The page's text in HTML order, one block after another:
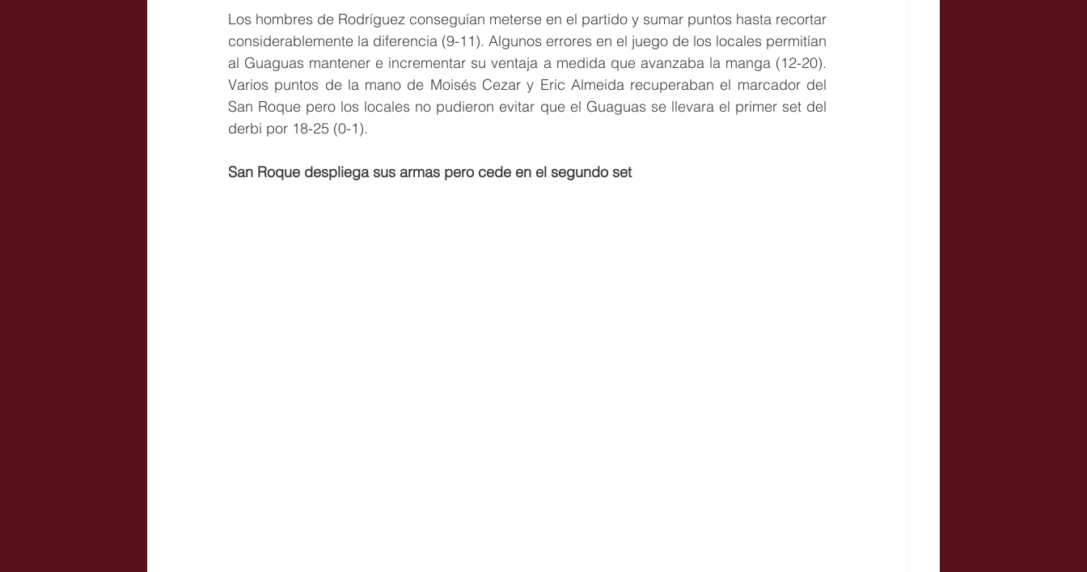
Los hombres de Rodríguez conseguían meterse en el partido y sumar puntos hasta recortar
considerablemente la diferencia (9-11). Algunos errores en el juego de los locales permitían
al Guaguas mantener e incrementar su ventaja a medida que avanzaba la manga (12-20).
Varios puntos de la mano de Moisés Cezar y Eric Almeida recuperaban el marcador del
San Roque pero los locales no pudieron evitar que el Guaguas se llevara el primer set del
derbi por 18-25 (0-1).
San Roque despliega sus armas pero cede en el segundo set